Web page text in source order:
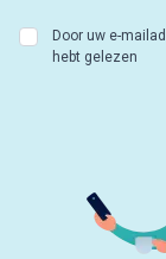
Door uw e-
hebt gelezen